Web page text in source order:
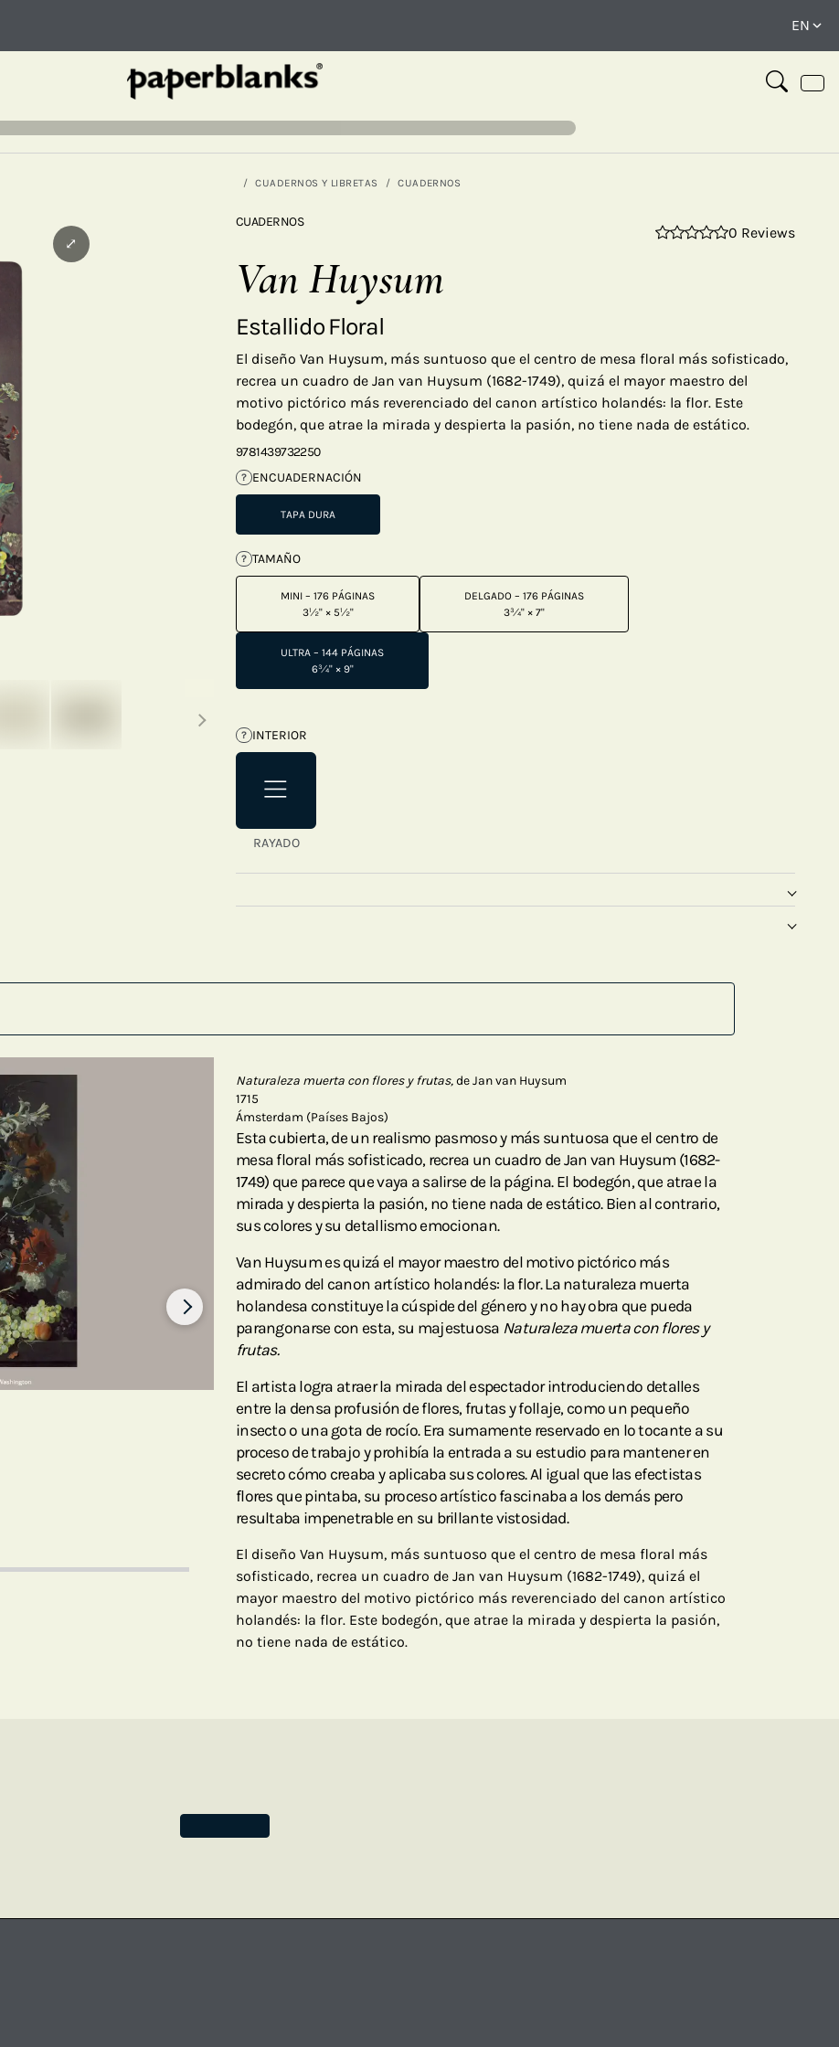
CUADERNOS Y LIBRETAS CUADERNOS
Next thumbnails
⤢
CUADERNOS
0 Reviews
Van Huysum
Estallido Floral
El diseño Van Huysum, más suntuoso que el centro de mesa floral más sofisticado,
recrea un cuadro de Jan van Huysum (1682-1749), quizá el mayor maestro del
motivo pictórico más reverenciado del canon artístico holandés: la flor. Este
bodegón, que atrae la mirada y despierta la pasión, no tiene nada de estático.
9781439732250
? ENCUADERNACIÓN
TAPA DURA
? TAMAÑO
MINI – 176 PÁGINAS
3½" × 5½"
DELGADO – 176 PÁGINAS
3¾" × 7"
ULTRA – 144 PÁGINAS
6¾" × 9"
? INTERIOR
RAYADO
Naturaleza muerta con flores y frutas,de Jan van Huysum
1715
Ámsterdam (Países Bajos)
Esta cubierta, de un realismo pasmoso y más suntuosa que el centro de
mesa floral más sofisticado, recrea un cuadro de Jan van Huysum (1682-
1749) que parece que vaya a salirse de la página. El bodegón, que atrae la
mirada y despierta la pasión, no tiene nada de estático. Bien al contrario,
sus colores y su detallismo emocionan.
Van Huysum es quizá el mayor maestro del motivo pictórico más
admirado del canon artístico holandés: la flor. La naturaleza muerta
holandesa constituye la cúspide del género y no hay obra que pueda
parangonarse con esta, su majestuosa Naturaleza muerta con flores y
frutas.
El artista logra atraer la mirada del espectador introduciendo detalles
entre la densa profusión de flores, frutas y follaje, como un pequeño
insecto o una gota de rocío. Era sumamente reservado en lo tocante a su
proceso de trabajo y prohibía la entrada a su estudio para mantener en
secreto cómo creaba y aplicaba sus colores. Al igual que las efectistas
flores que pintaba, su proceso artístico fascinaba a los demás pero
resultaba impenetrable en su brillante vistosidad.
El diseño Van Huysum, más suntuoso que el centro de mesa floral más
sofisticado, recrea un cuadro de Jan van Huysum (1682-1749), quizá el
mayor maestro del motivo pictórico más reverenciado del canon artístico
holandés: la flor. Este bodegón, que atrae la mirada y despierta la pasión,
no tiene nada de estático.